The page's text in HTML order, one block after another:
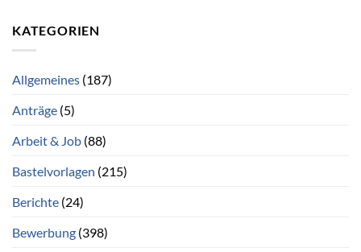
KATEGORIEN
Allgemeines (187)
Anträge (5)
Arbeit & Job (88)
Bastelvorlagen (215)
Berichte (24)
Bewerbung (398)